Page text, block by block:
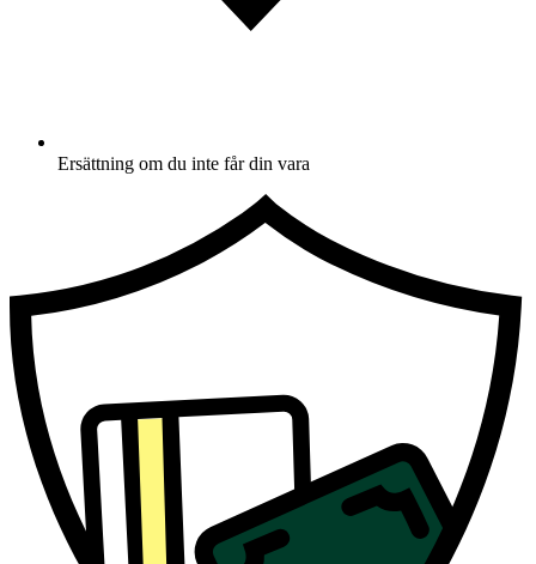
Ersättning om du inte får din vara